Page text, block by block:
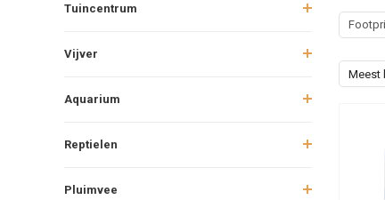
Tuincentrum
Vijver
Aquarium
Reptielen
Pluimvee
Meest